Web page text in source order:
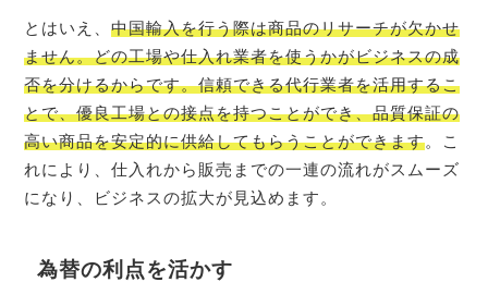
とはいえ、中国輸入を行う際は商品のリサーチが欠かせ
ません。どの工場や仕入れ業者を使うかがビジネスの成
否を分けるからです。信頼できる代行業者を活用するこ
とで、優良工場との接点を持つことができ、品質保証の
高い商品を安定的に供給してもらうことができます。こ
れにより、仕入れから販売までの一連の流れがスムーズ
になり、ビジネスの拡大が見込めます。
為替の利点を活かす